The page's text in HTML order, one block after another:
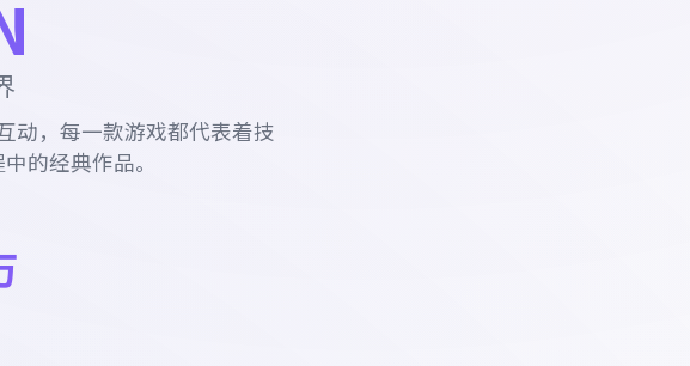
动，每一款游戏都代表着技
的经典作品。